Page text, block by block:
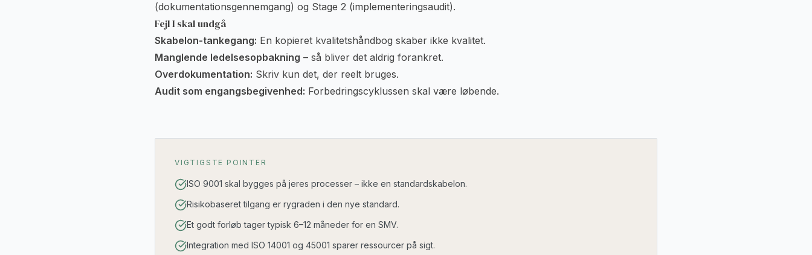
(dokumentationsgennemgang) og Stage 2 (implementeringsaudit).
Fejl I skal undgå
Skabelon-tankegang: En kopieret kvalitetshåndbog skaber ikke kvalitet.
Manglende ledelsesopbakning – så bliver det aldrig forankret.
Overdokumentation: Skriv kun det, der reelt bruges.
Audit som engangsbegivenhed: Forbedringscyklussen skal være løbende.
VIGTIGSTE POINTER
ISO 9001 skal bygges på jeres processer – ikke en standardskabelon.
Risikobaseret tilgang er rygraden i den nye standard.
Et godt forløb tager typisk 6–12 måneder for en SMV.
Integration med ISO 14001 og 45001 sparer ressourcer på sigt.